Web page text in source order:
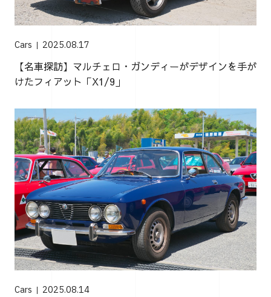
Cars 2025.08.17
【名車探訪】マルチェロ・ガンディーがデザインを手が
けたフィアット「X1/9」
Cars 2025.08.14